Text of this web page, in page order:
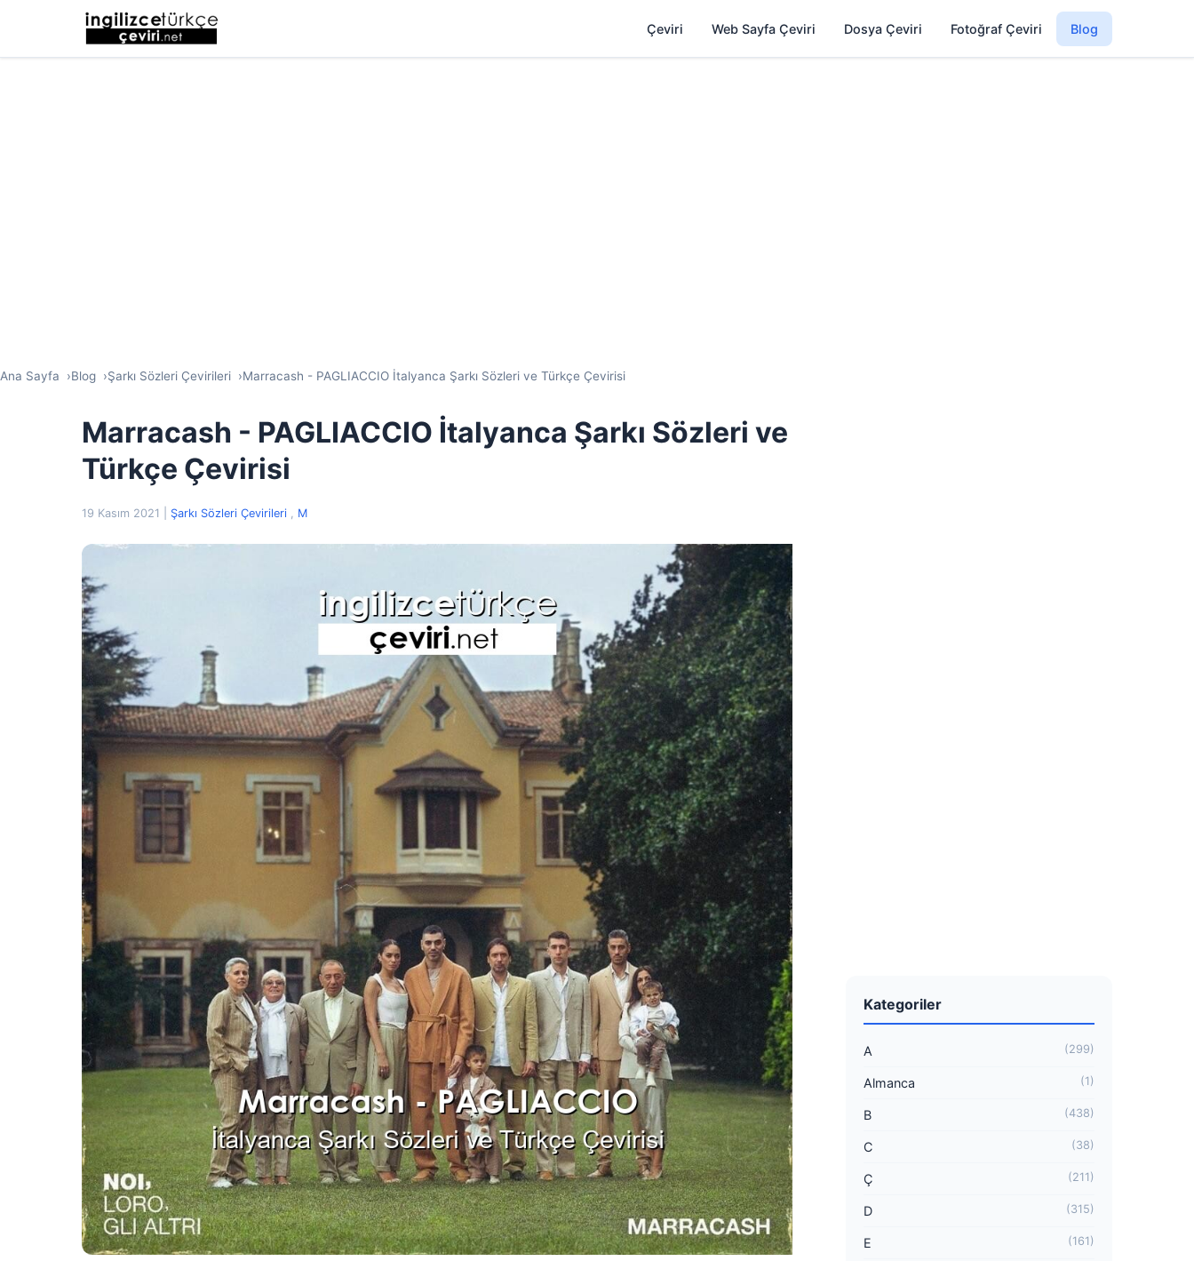
Çeviri Web Sayfa Çeviri Dosya Çeviri Fotoğraf Çeviri Blog
Ana Sayfa Blog Şarkı Sözleri Çevirileri Marracash - PAGLIACCIO İtalyanca Şarkı Sözleri ve Türkçe Çevirisi
Marracash - PAGLIACCIO İtalyanca Şarkı Sözleri ve
Türkçe Çevirisi
19 Kasım 2021 Şarkı Sözleri Çevirileri , M
Kategoriler
A (299)
Almanca (1)
B (438)
C (38)
Ç (211)
D (315)
E (161)